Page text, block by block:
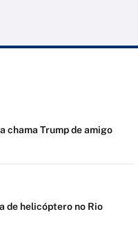
chama Trump de amigo
de helicóptero no Rio